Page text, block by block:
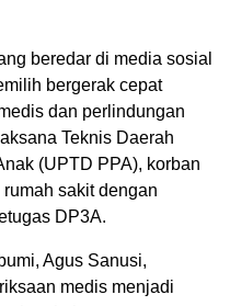
beredar di media sosial
bergerak cepat
dan perlindungan
Teknis Daerah
(UPTD PPA), korban
sakit dengan
DP3A.
Agus Sanusi,
medis menjadi